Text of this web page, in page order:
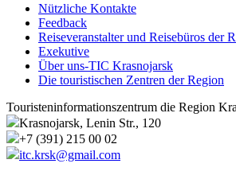
Nützliche Kontakte
Feedback
Reiseveranstalter und Reisebüros der
Exekutive
Über uns-TIC Krasnojarsk
Die touristischen Zentren der Region
Touristeninformationszentrum die Region
Krasnojarsk, Lenin Str., 120
+7 (391) 215 00 02
itc.krsk@gmail.com